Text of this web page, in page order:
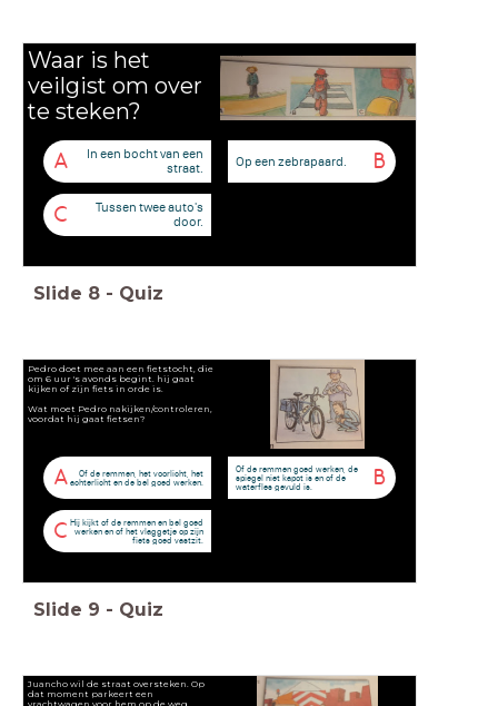
Waar is het
veilgist om over
te steken?
A
In een bocht van een
straat.
B
Op een zebrapaard.
C
Tussen twee auto's
door.
Slide 8 - Quiz
Pedro doet mee aan een fietstocht, die
om 6 uur 's avonds begint. hij gaat
kijken of zijn fiets in orde is.
Wat moet Pedro nakijken/controleren,
voordat hij gaat fietsen?
A
Of de remmen, het voorlicht, het
achterlicht en de bel goed werken.
B
Of de remmen goed werken, de
spiegel niet kapot is en of de
waterfles gevuld is.
C Hij kijkt of de remmen en bel goed
werken en of het vlaggetje op zijn
fiets goed vastzit.
Slide 9 - Quiz
Juancho wil de straat oversteken. Op
dat moment parkeert een